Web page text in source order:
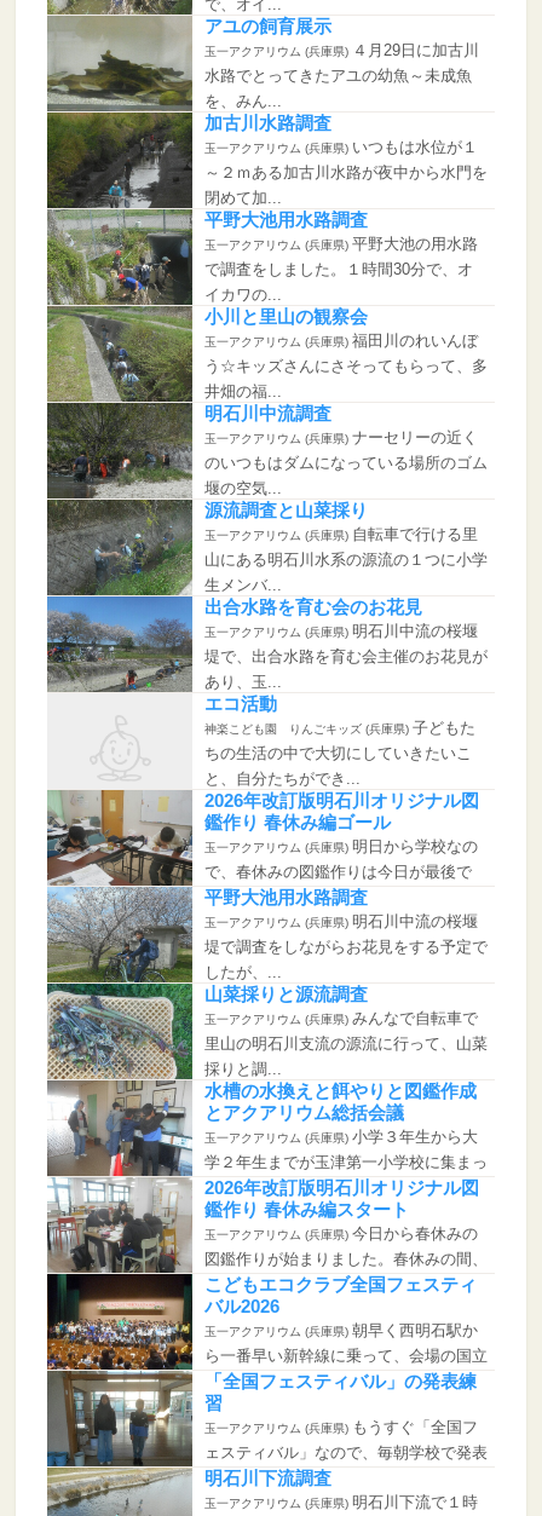
で、オイ...
アユの飼育展示
玉一アクアリウム (兵庫県) ４月29日に加古川
水路でとってきたアユの幼魚～未成魚
を、みん...
加古川水路調査
玉一アクアリウム (兵庫県) いつもは水位が１
～２ｍある加古川水路が夜中から水門を
閉めて加...
平野大池用水路調査
玉一アクアリウム (兵庫県) 平野大池の用水路
で調査をしました。１時間30分で、オ
イカワの...
小川と里山の観察会
玉一アクアリウム (兵庫県) 福田川のれいんぼ
う☆キッズさんにさそってもらって、多
井畑の福...
明石川中流調査
玉一アクアリウム (兵庫県) ナーセリーの近く
のいつもはダムになっている場所のゴム
堰の空気...
源流調査と山菜採り
玉一アクアリウム (兵庫県) 自転車で行ける里
山にある明石川水系の源流の１つに小学
生メンバ...
出合水路を育む会のお花見
玉一アクアリウム (兵庫県) 明石川中流の桜堰
堤で、出合水路を育む会主催のお花見が
あり、玉...
エコ活動
神楽こども園 りんごキッズ (兵庫県) 子どもた
ちの生活の中で大切にしていきたいこ
と、自分たちができ...
2026年改訂版明石川オリジナル図
鑑作り 春休み編ゴール
玉一アクアリウム (兵庫県) 明日から学校なの
で、春休みの図鑑作りは今日が最後で
す。春休み...
平野大池用水路調査
玉一アクアリウム (兵庫県) 明石川中流の桜堰
堤で調査をしながらお花見をする予定で
したが、...
山菜採りと源流調査
玉一アクアリウム (兵庫県) みんなで自転車で
里山の明石川支流の源流に行って、山菜
採りと調...
水槽の水換えと餌やりと図鑑作成
とアクアリウム総括会議
玉一アクアリウム (兵庫県) 小学３年生から大
学２年生までが玉津第一小学校に集まっ
て水槽の...
2026年改訂版明石川オリジナル図
鑑作り 春休み編スタート
玉一アクアリウム (兵庫県) 今日から春休みの
図鑑作りが始まりました。春休みの間、
玉津第一...
こどもエコクラブ全国フェスティ
バル2026
玉一アクアリウム (兵庫県) 朝早く西明石駅か
ら一番早い新幹線に乗って、会場の国立
オリンピ...
「全国フェスティバル」の発表練
習
玉一アクアリウム (兵庫県) もうすぐ「全国フ
ェスティバル」なので、毎朝学校で発表
練習をし...
明石川下流調査
玉一アクアリウム (兵庫県) 明石川下流で１時